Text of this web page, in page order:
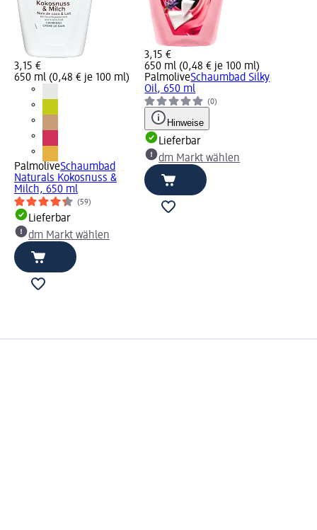
3,15 €
650 ml (0,48 € je 100 ml)
PalmoliveSchaumbad
Naturals Kokosnuss &
Milch, 650 ml
(59)
Lieferbar
dm Markt wählen
3,15 €
650 ml (0,48 € je 100 ml)
PalmoliveSchaumbad Silky
Oil, 650 ml
(0)
Hinweise
Lieferbar
dm Markt wählen